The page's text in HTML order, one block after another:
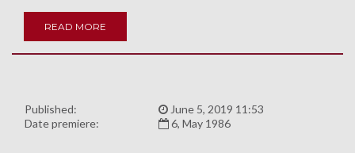
READ MORE
Published:
June 5, 2019 11:53
Date premiere:
6, May 1986